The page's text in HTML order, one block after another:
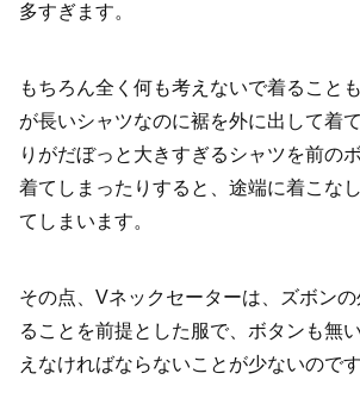
多すぎます。
もちろん全く何も考えないで着ること
が長いシャツなのに裾を外に出して着
りがだぼっと大きすぎるシャツを前の
着てしまったりすると、途端に着こな
てしまいます。
その点、Vネックセーターは、ズボン
ることを前提とした服で、ボタンも無
えなければならないことが少ないのです